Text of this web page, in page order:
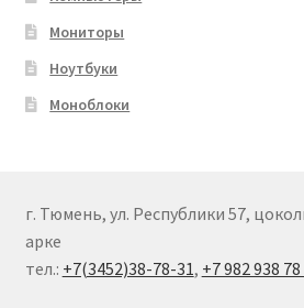
Мониторы
Ноутбуки
Моноблоки
г. Тюмень, ул. Республики 57,
арке
тел.: +7(3452)38-78-31, +7 982 938